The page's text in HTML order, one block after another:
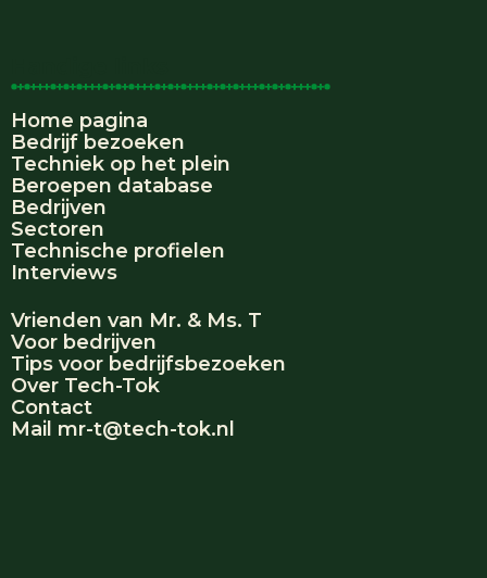
Home pagina
Bedrijf bezoeken
Techniek op het plein
Beroepen database
Bedrijven
Sectoren
Technische profielen
Interviews
Vrienden van Mr. & Ms. T
Voor bedrijven
Tips voor bedrijfsbezoeken
Over Tech-Tok
Contact
Mail mr-t@tech-tok.nl